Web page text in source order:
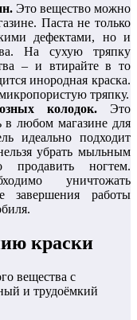
Это вещество можно
Паста не только
дефектами, но и
На сухую тряпку
– и втирайте в то
инородная краска.
тряпку.
колодок. Это
в любом магазине для
идеально подходит
убрать мыльным
ногтем.
уничтожать
завершения работы
краски
вещества с
и трудоёмкий